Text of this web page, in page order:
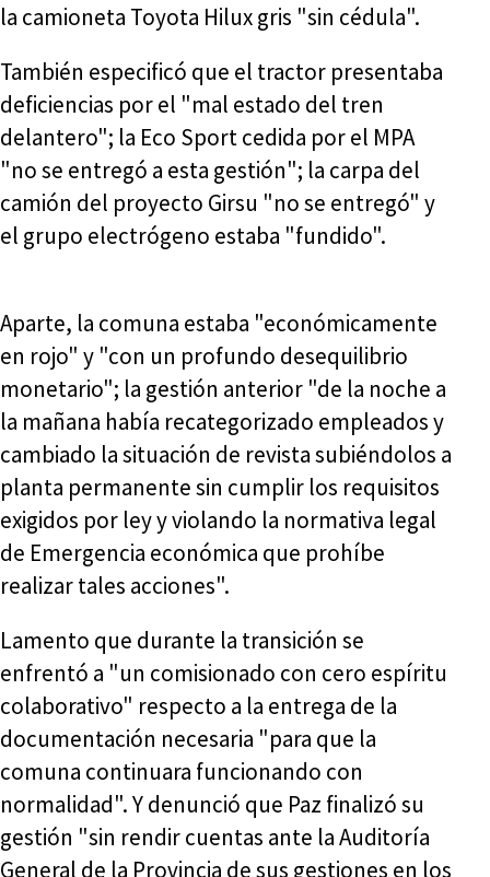
la camioneta Toyota Hilux gris "sin cédula".
También especificó que el tractor presentaba
deficiencias por el "mal estado del tren
delantero"; la Eco Sport cedida por el MPA
"no se entregó a esta gestión"; la carpa del
camión del proyecto Girsu "no se entregó" y
el grupo electrógeno estaba "fundido".
Aparte, la comuna estaba "económicamente
en rojo" y "con un profundo desequilibrio
monetario"; la gestión anterior "de la noche a
la mañana había recategorizado empleados y
cambiado la situación de revista subiéndolos a
planta permanente sin cumplir los requisitos
exigidos por ley y violando la normativa legal
de Emergencia económica que prohíbe
realizar tales acciones".
Lamento que durante la transición se
enfrentó a "un comisionado con cero espíritu
colaborativo" respecto a la entrega de la
documentación necesaria "para que la
comuna continuara funcionando con
normalidad". Y denunció que Paz finalizó su
gestión "sin rendir cuentas ante la Auditoría
General de la Provincia de sus gestiones en los